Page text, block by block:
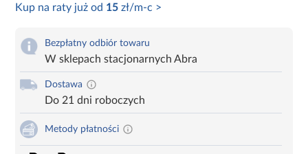
Kup na raty już od 15 zł/m-c >
Bezpłatny odbiór towaru
W sklepach stacjonarnych Abra
Dostawa
Do 21 dni roboczych
Metody płatności